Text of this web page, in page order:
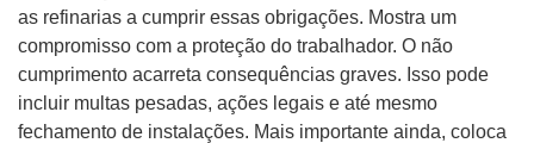
as refinarias a cumprir essas obrigações. Mostra um
compromisso com a proteção do trabalhador. O não
cumprimento acarreta consequências graves. Isso pode
incluir multas pesadas, ações legais e até mesmo
fechamento de instalações. Mais importante ainda, coloca